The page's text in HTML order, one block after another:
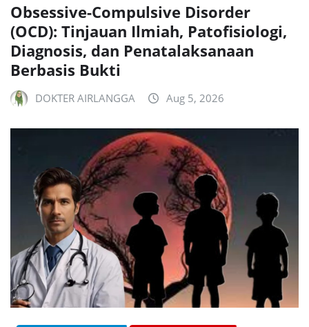
Obsessive-Compulsive Disorder
(OCD): Tinjauan Ilmiah, Patofisiologi,
Diagnosis, dan Penatalaksanaan
Berbasis Bukti
DOKTER AIRLANGGA Aug 5, 2026